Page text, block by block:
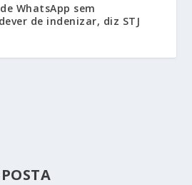
WhatsApp sem
de indenizar, diz STJ